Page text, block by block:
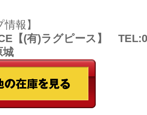
情報】
【(有)ラグピース】
城